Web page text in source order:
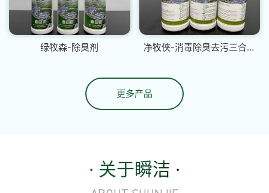
绿牧森-除臭剂
净牧侠-消毒除臭去污三合一
更多产品
· 关于瞬洁 ·